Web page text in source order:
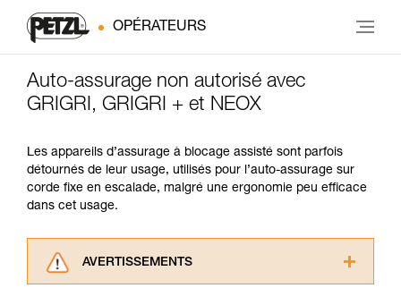
OPÉRATEURS
Auto-assurage non autorisé avec
GRIGRI, GRIGRI + et NEOX
Les appareils d’assurage à blocage assisté sont parfois
détournés de leur usage, utilisés pour l’auto-assurage sur
corde fixe en escalade, malgré une ergonomie peu efficace
dans cet usage.
AVERTISSEMENTS